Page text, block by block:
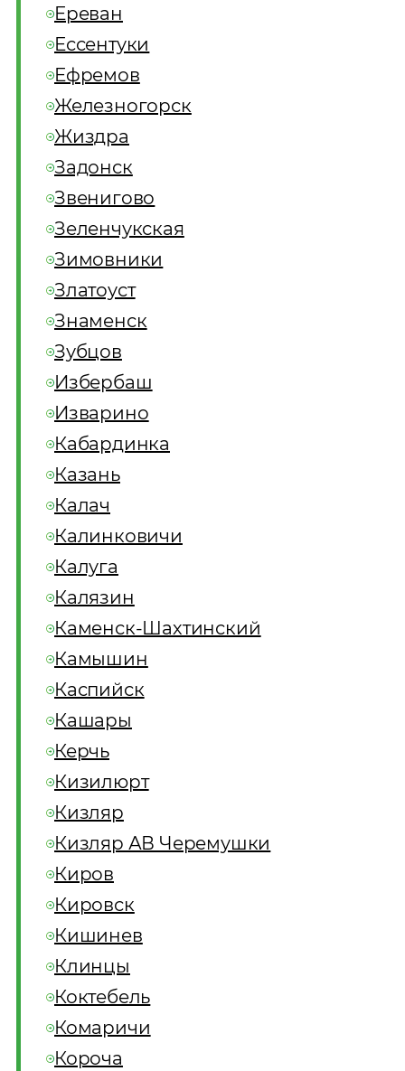
Ереван
Ессентуки
Ефремов
Железногорск
Жиздра
Задонск
Звенигово
Зеленчукская
Зимовники
Златоуст
Знаменск
Зубцов
Избербаш
Изварино
Кабардинка
Казань
Калач
Калинковичи
Калуга
Калязин
Каменск-Шахтинский
Камышин
Каспийск
Кашары
Керчь
Кизилюрт
Кизляр
Кизляр АВ Черемушки
Киров
Кировск
Кишинев
Клинцы
Коктебель
Комаричи
Короча